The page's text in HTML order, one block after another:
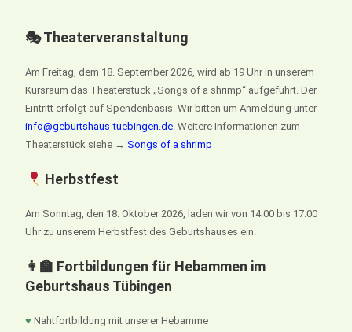
🎭 Theaterveranstaltung
Am Freitag, dem 18. September 2026, wird ab 19 Uhr in unserem
Kursraum das Theaterstück „Songs of a shrimp“ aufgeführt. Der
Eintritt erfolgt auf Spendenbasis. Wir bitten um Anmeldung unter
info@geburtshaus-tuebingen.de. Weitere Informationen zum
Theaterstück siehe →Songs of a shrimp
Herbstfest
Am Sonntag, den 18. Oktober 2026, laden wir von 14.00 bis 17.00
Uhr zu unserem Herbstfest des Geburtshauses ein.
👩‍🏫 Fortbildungen für Hebammen im
Geburtshaus Tübingen
♥ Nahtfortbildung mit unserer Hebamme